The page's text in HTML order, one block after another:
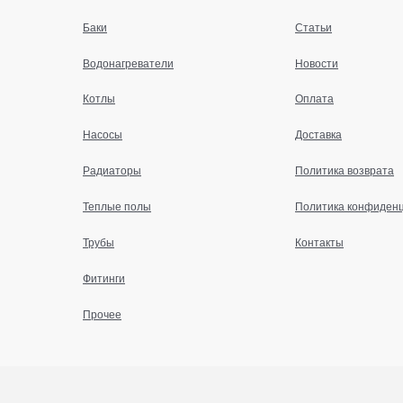
Баки
Водонагреватели
Котлы
Насосы
Радиаторы
Теплые полы
Трубы
Фитинги
Прочее
Статьи
Новости
Оплата
Доставка
Политика возврата
Политика
Контакты